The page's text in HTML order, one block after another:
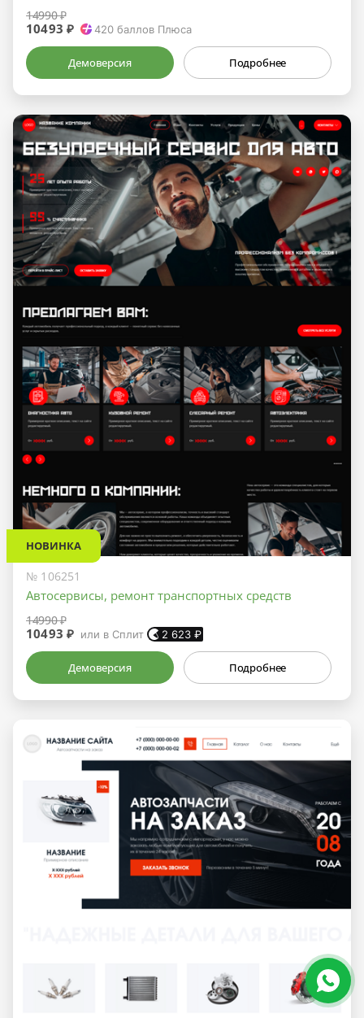
14990 ₽
10493 ₽ 420 баллов Плюса
Демоверсия Подробнее
НОВИНКА
№ 106251
Автосервисы, ремонт транспортных средств
14990 ₽
10493 ₽ или в Сплит 2 623 ₽
Демоверсия Подробнее